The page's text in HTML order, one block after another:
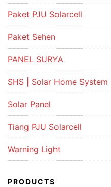
Paket PJU Solarcell
Paket Sehen
PANEL SURYA
SHS | Solar Home System
Solar Panel
Tiang PJU Solarcell
Warning Light
PRODUCTS